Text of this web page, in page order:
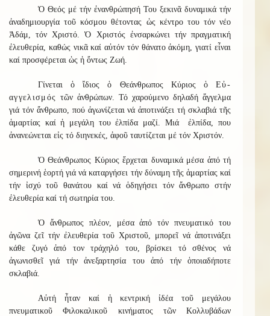
Ὁ Θεός μέ τήν ἐνανθρώπησή Του ξεκινᾶ δυναμικά τήν
ἀναδημιουργία τοῦ κόσμου θέτοντας ὡς κέντρο του τόν νέο
Ἀδάμ, τόν Χριστό. Ὁ Χριστός ἐνσαρκώνει τήν πραγματική
ἐλευθερία, καθώς νικᾶ καί αὐτόν τόν θάνατο ἀκόμη, γιατί εἶναι
καί προσφέρεται ὡς ἡ ὄντως Ζωή.
Γίνεται ὁ ἴδιος ὁ Θεάνθρωπος Κύριος ὁ Εὐ-
αγγελισμός τῶν ἀνθρώπων. Τό χαρούμενο δηλαδή ἄγγελμα
γιά τόν ἄνθρωπο, πού ἀγωνίζεται νά ἀποτινάξει τή σκλαβιά τῆς
ἁμαρτίας καί ἡ μεγάλη του ἐλπίδα μαζί. Μιά ἐλπίδα, που
ἀνανεώνεται εἰς τό διηνεκές, ἀφοῦ ταυτίζεται μέ τόν Χριστόν.
Ὁ Θεάνθρωπος Κύριος ἔρχεται δυναμικά μέσα ἀπό τή
σημερινή ἑορτή γιά νά καταργήσει τήν δύναμη τῆς ἁμαρτίας καί
τήν ἰσχύ τοῦ θανάτου καί νά ὁδηγήσει τόν ἄνθρωπο στήν
ἐλευθερία καί τή σωτηρία του.
Ὁ ἄνθρωπος πλέον, μέσα ἀπό τόν πνευματικό του
ἀγῶνα ζεῖ τήν ἐλευθερία τοῦ Χριστοῦ, μπορεῖ νά ἀποτινάξει
κάθε ζυγό ἀπό τον τράχηλό του, βρίσκει τό σθένος νά
ἀγωνισθεῖ γιά τήν ἀνεξαρτησία του ἀπό τήν ὁποιαδήποτε
σκλαβιά.
Αὐτή ἦταν καί ἡ κεντρική ἰδέα τοῦ μεγάλου
πνευματικοῦ Φιλοκαλικοῦ κινήματος τῶν Κολλυβάδων